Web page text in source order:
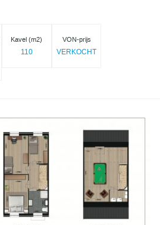
Kavel (m2)
110
VON-prijs
VERKOCHT